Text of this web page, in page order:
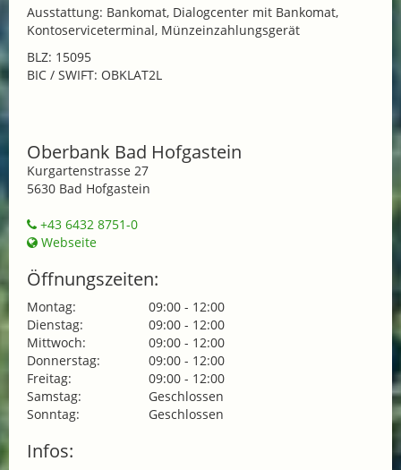
Ausstattung: Bankomat, Dialogcenter mit Bankomat,
Kontoserviceterminal, Münzeinzahlungsgerät
BLZ: 15095
BIC / SWIFT: OBKLAT2L
Oberbank Bad Hofgastein
Kurgartenstrasse 27
5630 Bad Hofgastein
+43 6432 8751-0
Webseite
Öffnungszeiten:
Montag:
09:00 - 12:00
Dienstag:
09:00 - 12:00
Mittwoch:
09:00 - 12:00
Donnerstag:
09:00 - 12:00
Freitag:
09:00 - 12:00
Samstag:
Geschlossen
Sonntag:
Geschlossen
Infos: